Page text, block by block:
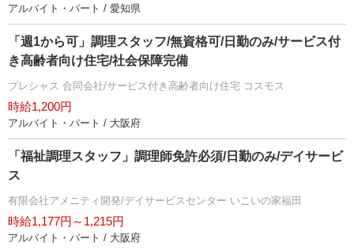
アルバイト・パート / 愛知県
「週1から可」調理スタッフ/無資格可/日勤のみ/サービス付
き高齢者向け住宅/社会保障完備
プレシャス 合同会社/サービス付き高齢者向け住宅 コスモス
時給1,200円
アルバイト・パート / 大阪府
「福祉調理スタッフ」調理師免許必須/日勤のみ/デイサービ
ス
有限会社アメニティ開発/デイサービスセンター いこいの家福田
時給1,177円～1,215円
アルバイト・パート / 大阪府